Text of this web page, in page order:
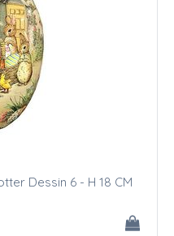
Dessin 6 - H 18 CM